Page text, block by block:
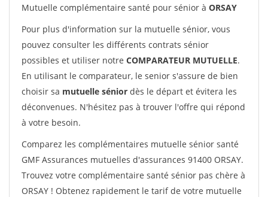
Mutuelle complémentaire santé pour sénior à ORSAY
Pour plus d'information sur la mutuelle sénior, vous
pouvez consulter les différents contrats sénior
possibles et utiliser notre COMPARATEUR MUTUELLE.
En utilisant le comparateur, le senior s'assure de bien
choisir sa mutuelle sénior dès le départ et évitera les
déconvenues. N'hésitez pas à trouver l'offre qui répond
à votre besoin.
Comparez les complémentaires mutuelle sénior santé
GMF Assurances mutuelles d'assurances 91400 ORSAY.
Trouvez votre complémentaire santé sénior pas chère à
ORSAY ! Obtenez rapidement le tarif de votre mutuelle